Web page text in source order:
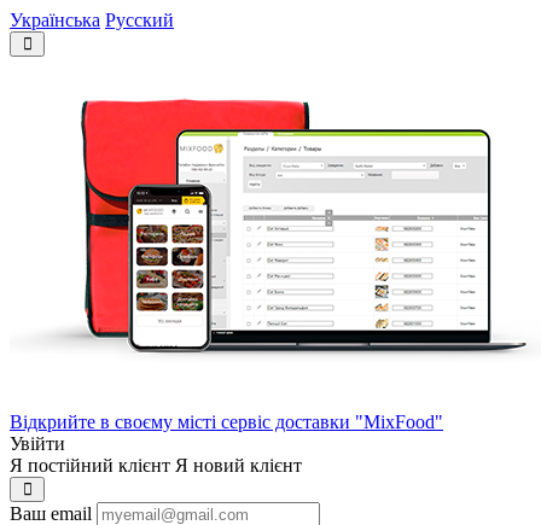
Українська Русский
Відкрийте в своєму місті сервіс доставки "MixFood"
Увійти
Я постійний клієнт Я новий клієнт
Ваш email